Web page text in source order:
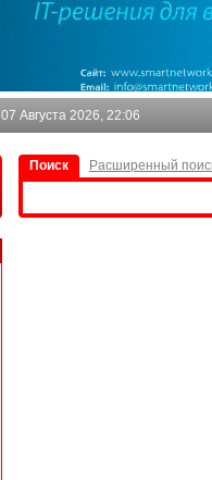
07 Августа 2026, 22:06
Поиск Расширенный